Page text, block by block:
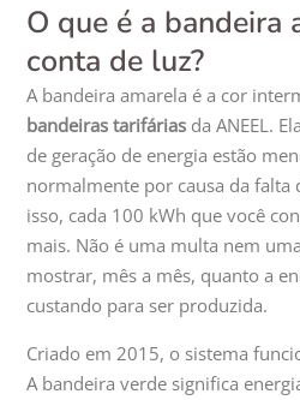
O que é a bandeira
conta de luz?
A bandeira amarela é a cor
bandeiras tarifárias da ANEEL.
de geração de energia estão
normalmente por causa da
isso, cada 100 kWh que você
mais. Não é uma multa nem
mostrar, mês a mês, quanto a
custando para ser produzida.
Criado em 2015, o sistema
A bandeira verde significa